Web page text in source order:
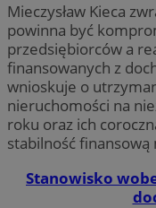
Mieczysław Kieca
powinna być
przedsiębiorców a
finansowanych z
wnioskuje o
nieruchomości na
roku oraz ich
stabilność finansową
Stanowisko